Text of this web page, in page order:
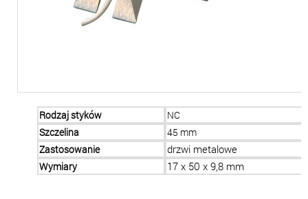
Rodzaj styków
NC
Szczelina
45 mm
Zastosowanie
drzwi metalowe
Wymiary
17 x 50 x 9,8 mm